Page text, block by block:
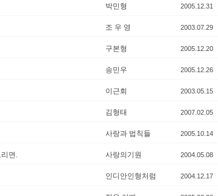
박민형 2005.12.31
조 우 영 2003.07.29
구본형 2005.12.20
송민우 2005.12.26
이근회 2003.05.15
김형태 2007.02.05
사랑과 법칙들 2005.10.14
면. 사랑의기원 2004.05.08
인디안인형처럼 2004.12.17